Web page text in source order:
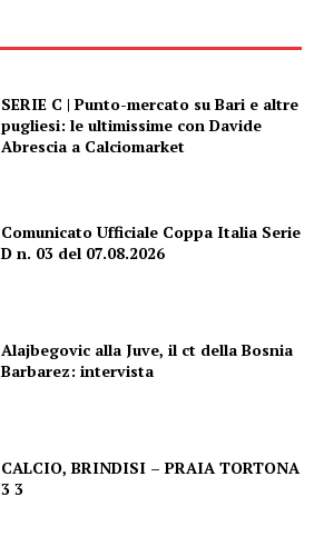
SERIE C | Punto-mercato su Bari e altre
pugliesi: le ultimissime con Davide
Abrescia a Calciomarket
Comunicato Ufficiale Coppa Italia Serie
D n. 03 del 07.08.2026
Alajbegovic alla Juve, il ct della Bosnia
Barbarez: intervista
CALCIO, BRINDISI – PRAIA TORTONA
3 3